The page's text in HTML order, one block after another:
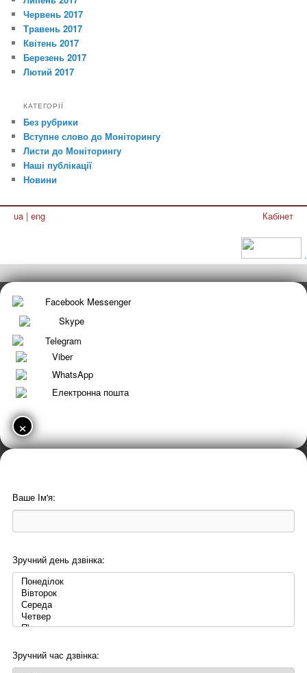
Червень 2017
Травень 2017
Квітень 2017
Березень 2017
Лютий 2017
КАТЕГОРІЇ
Без рубрики
Вступне слово до Моніторингу
Листи до Моніторингу
Наші публікації
Новини
ua | eng Кабінет
.
Facebook Messenger
Skype
Telegram
Viber
WhatsApp
Електронна пошта
×
Ваше Ім'я:
Зручний день дзвінка:
Зручний час дзвінка: